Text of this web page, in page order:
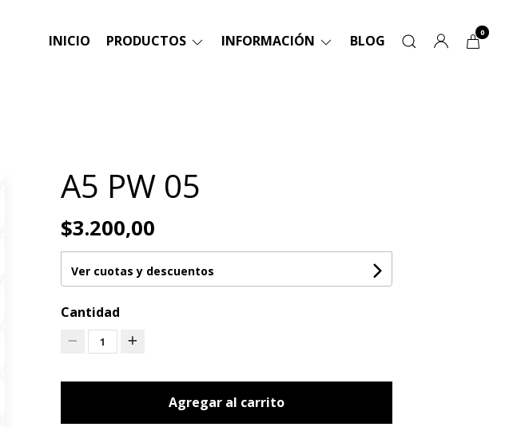
INICIO PRODUCTOS INFORMACIÓN BLOG 0
A5 PW 05
$3.200,00
Ver cuotas y descuentos
Cantidad
1
Agregar al carrito